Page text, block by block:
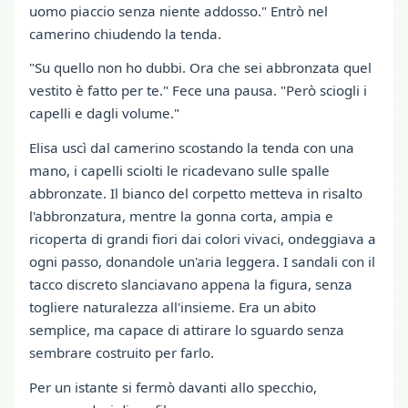
uomo piaccio senza niente addosso." Entrò nel
camerino chiudendo la tenda.
"Su quello non ho dubbi. Ora che sei abbronzata quel
vestito è fatto per te." Fece una pausa. "Però sciogli i
capelli e dagli volume."
Elisa uscì dal camerino scostando la tenda con una
mano, i capelli sciolti le ricadevano sulle spalle
abbronzate. Il bianco del corpetto metteva in risalto
l'abbronzatura, mentre la gonna corta, ampia e
ricoperta di grandi fiori dai colori vivaci, ondeggiava a
ogni passo, donandole un'aria leggera. I sandali con il
tacco discreto slanciavano appena la figura, senza
togliere naturalezza all'insieme. Era un abito
semplice, ma capace di attirare lo sguardo senza
sembrare costruito per farlo.
Per un istante si fermò davanti allo specchio,